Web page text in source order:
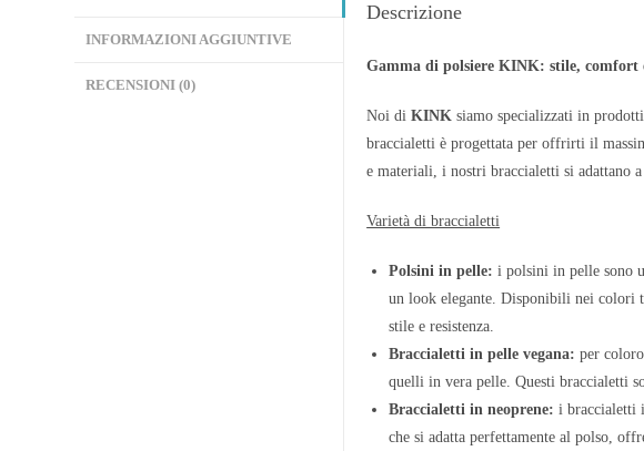
INFORMAZIONI AGGIUNTIVE
RECENSIONI (0)
Descrizione
Gamma di polsiere KINK: stile, comfort
Noi diKINK siamo specializzati in
braccialetti è progettata per offrirti il
e materiali, i nostri braccialetti si adattano
Varietà di braccialetti
Polsini in pelle: i polsini in pelle sono
un look elegante. Disponibili nei colori
stile e resistenza.
Braccialetti in pelle vegana: per
quelli in vera pelle. Questi braccialetti
Braccialetti in neoprene: i braccialetti
che si adatta perfettamente al polso,